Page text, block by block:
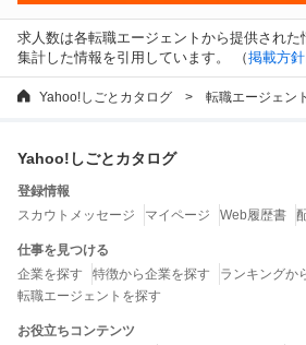
求人数は各転職エージェントから提供された
集計した情報を引用しています。 （掲載方
Yahoo!しごとカタログ 転職エージェン
Yahoo!しごとカタログ
登録情報
スカウトメッセージ
マイページ Web履歴書
仕事を見つける
企業を探す
特徴から企業を探す
ランキングか
転職エージェントを探す
お役立ちコンテンツ